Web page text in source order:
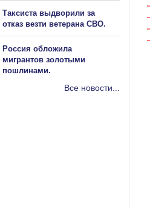
Таксиста выдворили за
отказ везти ветерана СВО.
Россия обложила
мигрантов золотыми
пошлинами.
Все новости...